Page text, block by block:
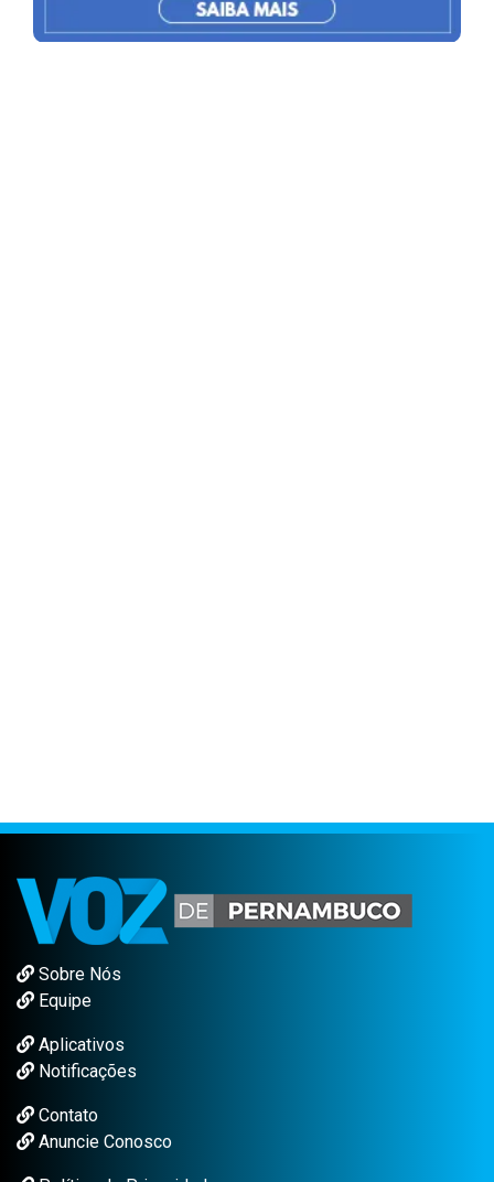
Sobre Nós
Equipe
Aplicativos
Notificações
Contato
Anuncie Conosco